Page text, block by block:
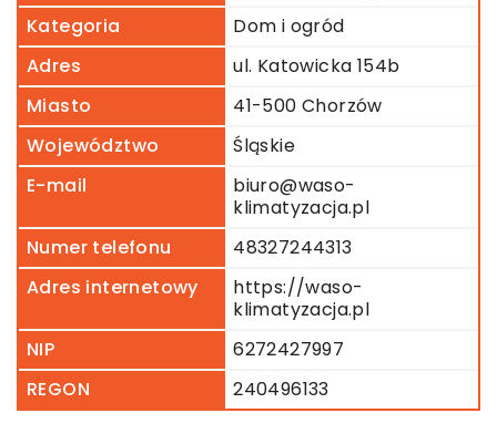
Kategoria
Dom i ogród
Adres
ul. Katowicka 154b
Miasto
41-500 Chorzów
Województwo
Śląskie
E-mail
biuro@waso-
klimatyzacja.pl
Numer telefonu
48327244313
Adres internetowy
https://waso-
klimatyzacja.pl
NIP
6272427997
REGON
240496133